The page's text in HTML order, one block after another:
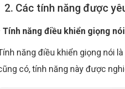
2. Các tính năng được
Tính năng điều khiển giọng nói
năng điều khiển giọng nói
có, tính năng này được